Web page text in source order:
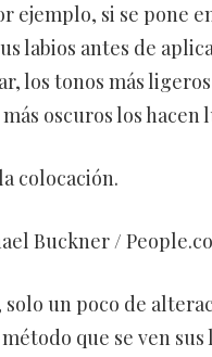
ejemplo, si se pone
labios antes de
los tonos más
oscuros los hacen
colocación.
Buckner /
un poco de
que se ven